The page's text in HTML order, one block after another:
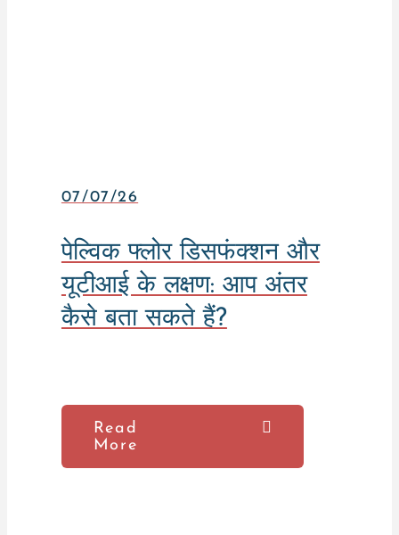
07/07/26
पेल्विक फ्लोर डिसफंक्शन और
यूटीआई के लक्षण: आप अंतर
कैसे बता सकते हैं?
Read
More